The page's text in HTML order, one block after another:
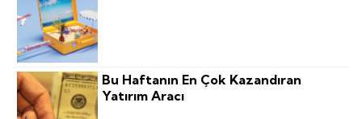
Bu Haftanın En Çok Kazandıran
Yatırım Aracı